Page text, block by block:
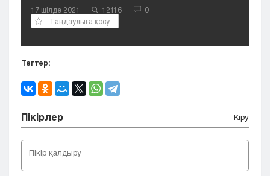
17 шілде 2021 12116
0
Таңдаулыға қосу
Тегтер:
Пікірлер Кіру